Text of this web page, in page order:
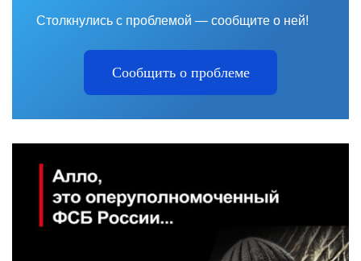
Столкнулись с проблемой — сообщите о ней!
Сообщить о проблеме